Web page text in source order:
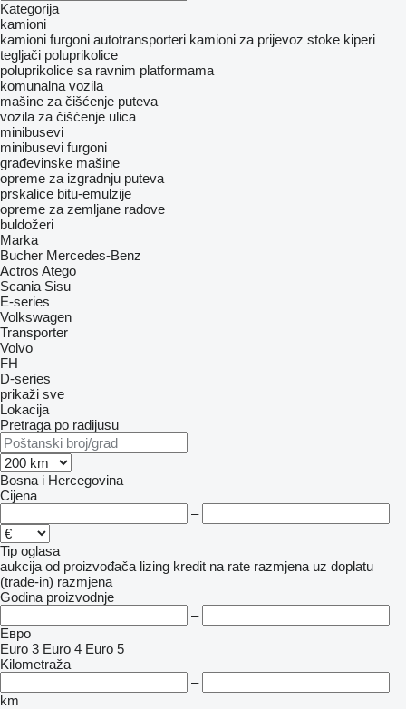
Kategorija
kamioni
kamioni furgoni autotransporteri kamioni za prijevoz stoke kiperi
tegljači poluprikolice
poluprikolice sa ravnim platformama
komunalna vozila
mašine za čišćenje puteva
vozila za čišćenje ulica
minibusevi
minibusevi furgoni
građevinske mašine
opreme za izgradnju puteva
prskalice bitu-emulzije
opreme za zemljane radove
buldožeri
Marka
Bucher Mercedes-Benz
Actros Atego
Scania Sisu
E-series
Volkswagen
Transporter
Volvo
FH
D-series
prikaži sve
Lokacija
Pretraga po radijusu
Bosna i Hercegovina
Cijena
–
Tip oglasa
aukcija od proizvođača lizing kredit na rate razmjena uz doplatu
(trade-in) razmjena
Godina proizvodnje
–
Евро
Euro 3 Euro 4 Euro 5
Kilometraža
–
km